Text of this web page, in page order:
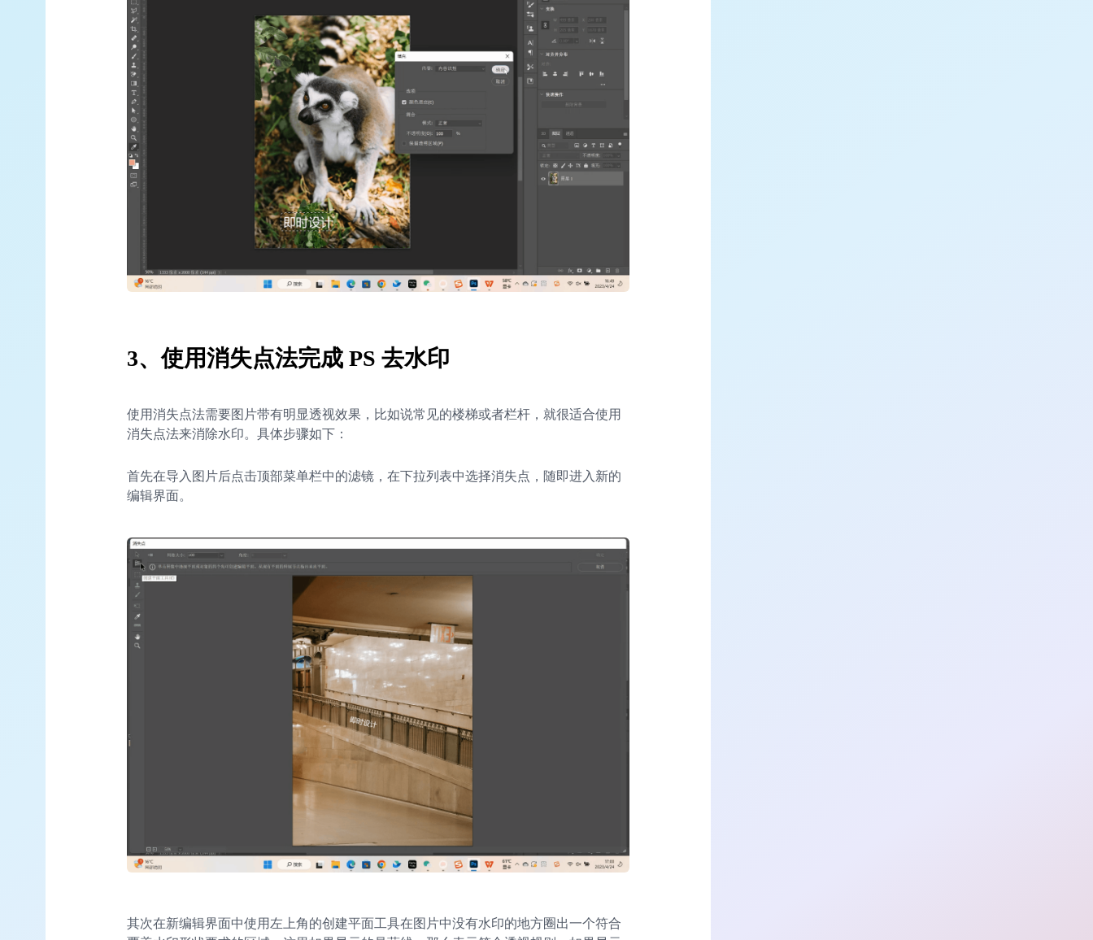
3、使用消失点法完成 PS 去水印
使用消失点法需要图片带有明显透视效果，比如说常见的楼梯或者栏杆，就很适合使用
消失点法来消除水印。具体步骤如下：
首先在导入图片后点击顶部菜单栏中的滤镜，在下拉列表中选择消失点，随即进入新的
编辑界面。
其次在新编辑界面中使用左上角的创建平面工具在图片中没有水印的地方圈出一个符合